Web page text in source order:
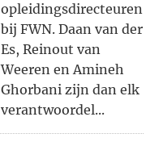
opleidingsdirecteuren
bij FWN. Daan van der
Es, Reinout van
Weeren en Amineh
Ghorbani zijn dan elk
verantwoordel...